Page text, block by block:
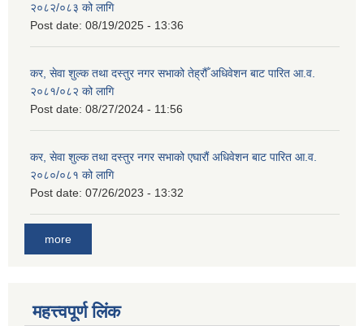
२०८२/०८३ को लागि
Post date: 08/19/2025 - 13:36
कर, सेवा शुल्क तथा दस्तुर नगर सभाको तेह्रौँ अधिवेशन बाट पारित आ.व.
२०८१/०८२ को लागि
Post date: 08/27/2024 - 11:56
कर, सेवा शुल्क तथा दस्तुर नगर सभाको एघारौं अधिवेशन बाट पारित आ.व.
२०८०/०८१ को लागि
Post date: 07/26/2023 - 13:32
more
महत्त्वपूर्ण लिंक